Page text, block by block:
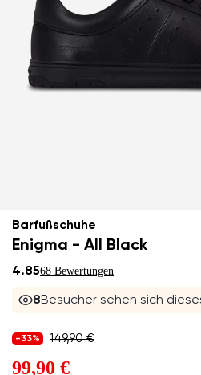
Barfußschuhe
Enigma - All Black
4.8568 Bewertungen
8Besucher sehen sich
-33% 149,90 €
99,90 €